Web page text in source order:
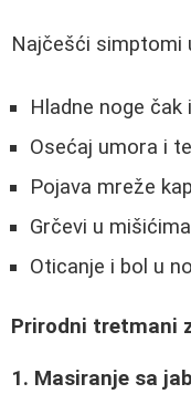
Najčešći simptomi
Hladne noge
Osećaj umora i
Pojava mreže
Grčevi u
Oticanje i bol u
Prirodni tretmani
1. Masiranje sa